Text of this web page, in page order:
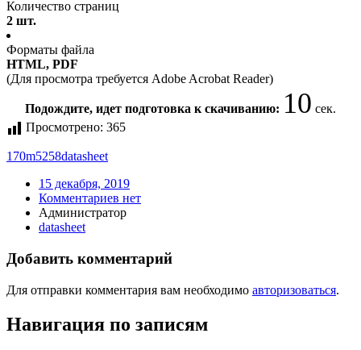
Количество страниц
2 шт.
Форматы файла
HTML, PDF
(Для просмотра требуется Adobe Acrobat Reader)
Подождите, идет подготовка к скачиванию: 10 сек.
Просмотрено: 365
170m5258datasheet
15 декабря, 2019
Комментариев нет
Администратор
datasheet
Добавить комментарий
Для отправки комментария вам необходимо авторизоваться.
Навигация по записям